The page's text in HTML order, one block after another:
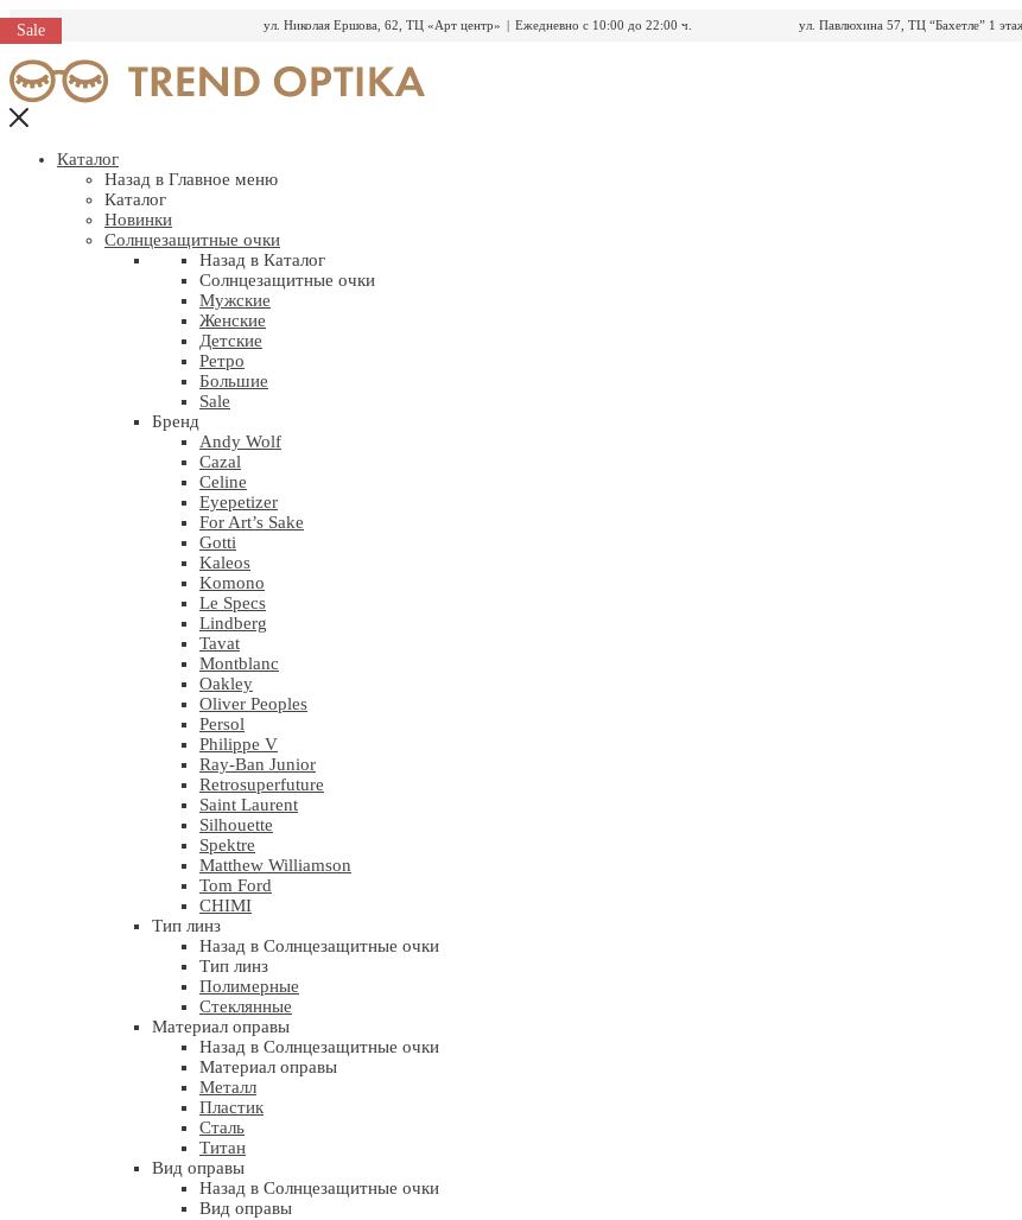
ул. Николая Ершова, 62, ТЦ «Арт центр» | Ежедневно с 10:00 до 22:00 ч. ул. Павлюхина 57, ТЦ “Бахетле” 1
Перейти
к
содержимому
Каталог
Назад в Главное меню
Каталог
Новинки
Солнцезащитные очки
Назад в Каталог
Солнцезащитные очки
Мужские
Женские
Детские
Ретро
Большие
Sale
Бренд
Andy Wolf
Cazal
Celine
Eyepetizer
For Art’s Sake
Gotti
Kaleos
Komono
Le Specs
Lindberg
Tavat
Montblanc
Oakley
Oliver Peoples
Persol
Philippe V
Ray-Ban Junior
Retrosuperfuture
Saint Laurent
Silhouette
Spektre
Matthew Williamson
Tom Ford
CHIMI
Тип линз
Назад в Солнцезащитные очки
Тип линз
Полимерные
Стеклянные
Материал оправы
Назад в Солнцезащитные очки
Материал оправы
Металл
Пластик
Сталь
Титан
Вид оправы
Назад в Солнцезащитные очки
Вид оправы
Sale